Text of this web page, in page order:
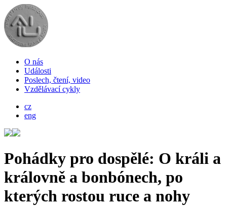
O nás
Události
Poslech, čtení, video
Vzdělávací cykly
cz
eng
Pohádky pro dospělé: O králi a
královně a bonbónech, po
kterých rostou ruce a nohy